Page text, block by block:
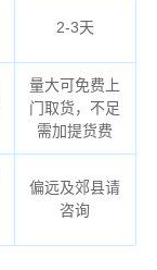
2-3天
量大可免费上
门取货，不足
需加提货费
偏远及郊县请
咨询